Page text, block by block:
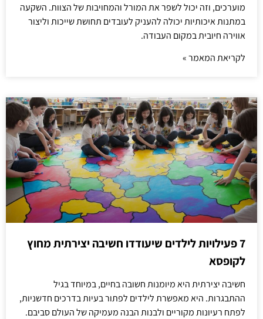
מוערכים, וזה יכול לשפר את המורל והמחויבות של הצוות. השקעה
במתנות איכותיות יכולה להעניק לעובדים תחושת שייכות וליצור
אווירה חיובית במקום העבודה.
לקריאת המאמר »
7 פעילויות לילדים שיעודדו חשיבה יצירתית מחוץ
לקופסא
חשיבה יצירתית היא מיומנות חשובה בחיים, במיוחד בגיל
ההתבגרות. היא מאפשרת לילדים לפתור בעיות בדרכים חדשניות,
לפתח רעיונות מקוריים ולבנות הבנה מעמיקה של העולם סביבם.